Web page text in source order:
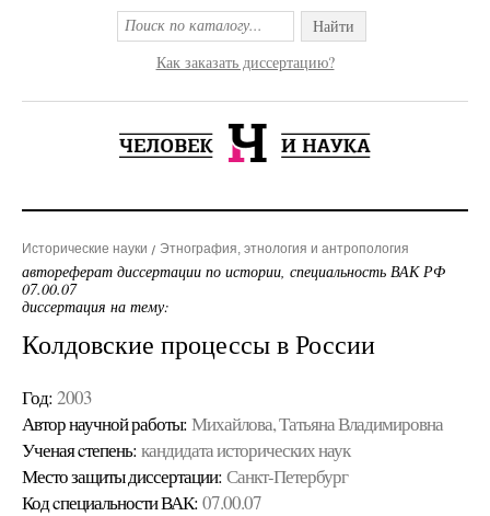
Найти
Как заказать диссертацию?
Исторические науки Этнография, этнология и антропология
автореферат диссертации по истории, специальность ВАК РФ
07.00.07
диссертация на тему:
Колдовские процессы в России
Год: 2003
Автор научной работы: Михайлова, Татьяна Владимировна
Ученая cтепень: кандидата исторических наук
Место защиты диссертации: Санкт-Петербург
Код cпециальности ВАК: 07.00.07